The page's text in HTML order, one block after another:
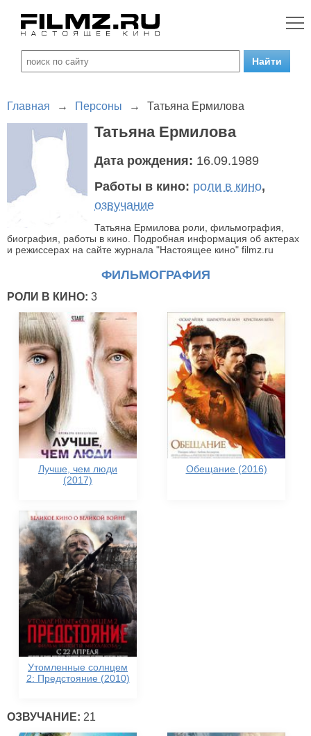
Главная → Персоны → Татьяна Ермилова
Татьяна Ермилова
Дата рождения: 16.09.1989
Работы в кино: роли в кино,
озвучание
Татьяна Ермилова роли, фильмография,
биография, работы в кино. Подробная информация об актерах
и режиссерах на сайте журнала "Настоящее кино" filmz.ru
ФИЛЬМОГРАФИЯ
РОЛИ В КИНО: 3
Лучше, чем люди
(2017)
Обещание (2016)
Утомленные солнцем
2: Предстояние (2010)
ОЗВУЧАНИЕ: 21